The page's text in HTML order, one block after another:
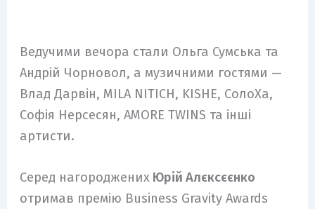
Ведучими вечора стали Ольга Сумська та
Андрій Чорновол, а музичними гостями —
Влад Дарвін, MILA NITICH, KISHE, СолоХа,
Софія Нерсесян, AMORE TWINS та інші
артисти.
Серед нагороджених Юрій Алєксєєнко
отримав премію Business Gravity Awards